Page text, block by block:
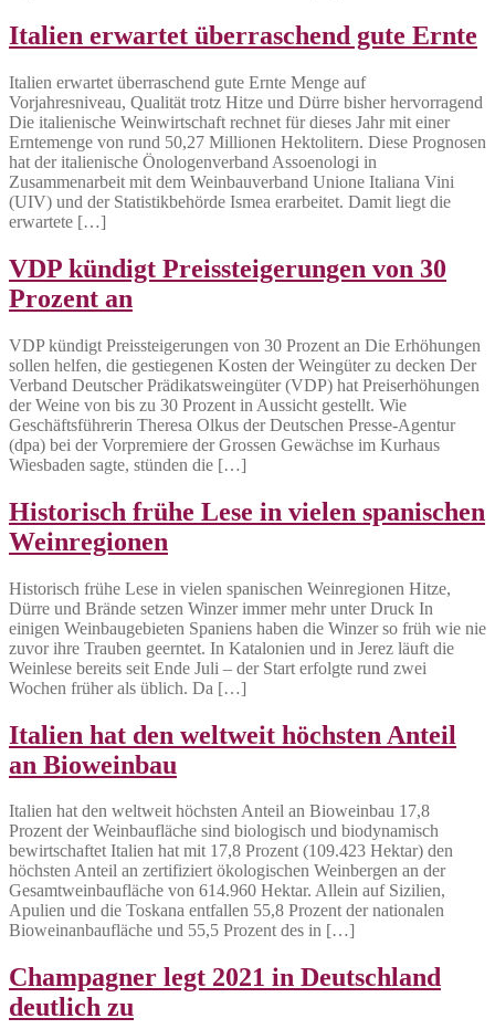
Italien erwartet überraschend gute Ernte
Italien erwartet überraschend gute Ernte Menge auf
Vorjahresniveau, Qualität trotz Hitze und Dürre bisher hervorragend
Die italienische Weinwirtschaft rechnet für dieses Jahr mit einer
Erntemenge von rund 50,27 Millionen Hektolitern. Diese Prognosen
hat der italienische Önologenverband Assoenologi in
Zusammenarbeit mit dem Weinbauverband Unione Italiana Vini
(UIV) und der Statistikbehörde Ismea erarbeitet. Damit liegt die
erwartete […]
VDP kündigt Preissteigerungen von 30
Prozent an
VDP kündigt Preissteigerungen von 30 Prozent an Die Erhöhungen
sollen helfen, die gestiegenen Kosten der Weingüter zu decken Der
Verband Deutscher Prädikatsweingüter (VDP) hat Preiserhöhungen
der Weine von bis zu 30 Prozent in Aussicht gestellt. Wie
Geschäftsführerin Theresa Olkus der Deutschen Presse-Agentur
(dpa) bei der Vorpremiere der Grossen Gewächse im Kurhaus
Wiesbaden sagte, stünden die […]
Historisch frühe Lese in vielen spanischen
Weinregionen
Historisch frühe Lese in vielen spanischen Weinregionen Hitze,
Dürre und Brände setzen Winzer immer mehr unter Druck In
einigen Weinbaugebieten Spaniens haben die Winzer so früh wie nie
zuvor ihre Trauben geerntet. In Katalonien und in Jerez läuft die
Weinlese bereits seit Ende Juli – der Start erfolgte rund zwei
Wochen früher als üblich. Da […]
Italien hat den weltweit höchsten Anteil
an Bioweinbau
Italien hat den weltweit höchsten Anteil an Bioweinbau 17,8
Prozent der Weinbaufläche sind biologisch und biodynamisch
bewirtschaftet Italien hat mit 17,8 Prozent (109.423 Hektar) den
höchsten Anteil an zertifiziert ökologischen Weinbergen an der
Gesamtweinbaufläche von 614.960 Hektar. Allein auf Sizilien,
Apulien und die Toskana entfallen 55,8 Prozent der nationalen
Bioweinanbaufläche und 55,5 Prozent des in […]
Champagner legt 2021 in Deutschland
deutlich zu